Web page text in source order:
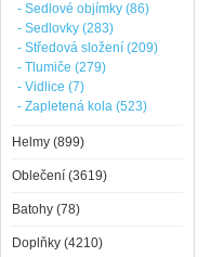
- Sedlové objímky (86)
- Sedlovky (283)
- Středová složení (209)
- Tlumiče (279)
- Vidlice (7)
- Zapletená kola (523)
Helmy (899)
Oblečení (3619)
Batohy (78)
Doplňky (4210)